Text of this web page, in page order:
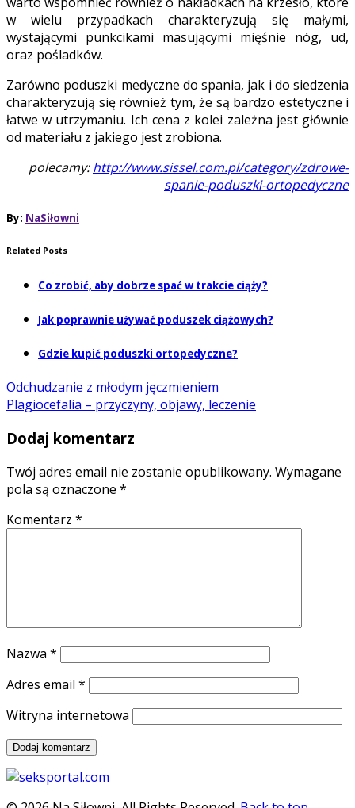
w wielu przypadkach charakteryzują się małymi,
wystającymi punkcikami masującymi mięśnie nóg, ud,
oraz pośladków.
Zarówno poduszki medyczne do spania, jak i do siedzenia
charakteryzują się również tym, że są bardzo estetyczne i
łatwe w utrzymaniu. Ich cena z kolei zależna jest głównie
od materiału z jakiego jest zrobiona.
polecamy:http://www.sissel.com.pl/category/zdrowe-
spanie-poduszki-ortopedyczne
By: NaSiłowni
Related Posts
Co zrobić, aby dobrze spać w trakcie ciąży?
Jak poprawnie używać poduszek ciążowych?
Gdzie kupić poduszki ortopedyczne?
Odchudzanie z młodym jęczmieniem
Plagiocefalia – przyczyny, objawy, leczenie
Dodaj komentarz
Twój adres email nie zostanie opublikowany. Wymagane
pola są oznaczone *
Komentarz *
Nazwa *
Adres email *
Witryna internetowa